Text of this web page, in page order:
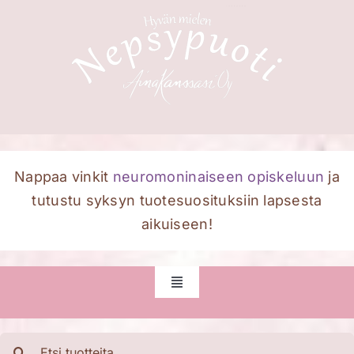
Nappaa vinkit neuromoninaiseen opiskeluun ja
tutustu syksyn tuotesuosituksiin lapsesta
aikuiseen!
Toggle
Etusivu